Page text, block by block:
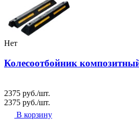
Нет
Колесоотбойник
2375 руб./шт.
2375 руб./шт.
В корзину